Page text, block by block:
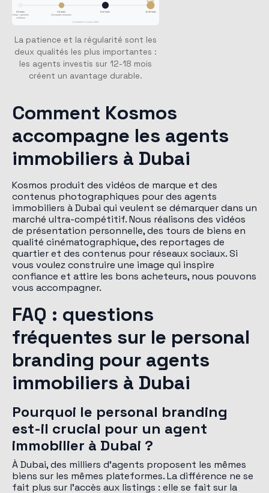
0-3 mois
Setup + premiers
contenus
3-4 mois
Demandes entrantes
6-12 mois
durable
12-18 mois
Estimation Kosmos 2026
La patience et la régularité sont les
deux qualités les plus importantes :
les agents investis sur 12-18 mois
créent un avantage durable.
Comment Kosmos
accompagne les agents
immobiliers à Dubai
Kosmos produit des vidéos de marque et des
contenus photographiques pour des agents
immobiliers à Dubai qui veulent se démarquer dans un
marché ultra-compétitif. Nous réalisons des vidéos
de présentation personnelle, des tours de biens en
qualité cinématographique, des reportages de
quartier et des contenus pour réseaux sociaux. Si
vous voulez construire une image qui inspire
confiance et attire les bons acheteurs, nous pouvons
vous accompagner.
FAQ : questions
fréquentes sur le personal
branding pour agents
immobiliers à Dubai
Pourquoi le personal branding
est-il crucial pour un agent
immobilier à Dubai ?
À Dubai, des milliers d'agents proposent les mêmes
biens sur les mêmes plateformes. La différence ne se
fait plus sur l'accès aux listings : elle se fait sur la